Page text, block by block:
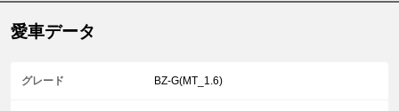
愛車データ
グレード BZ-G(MT_1.6)